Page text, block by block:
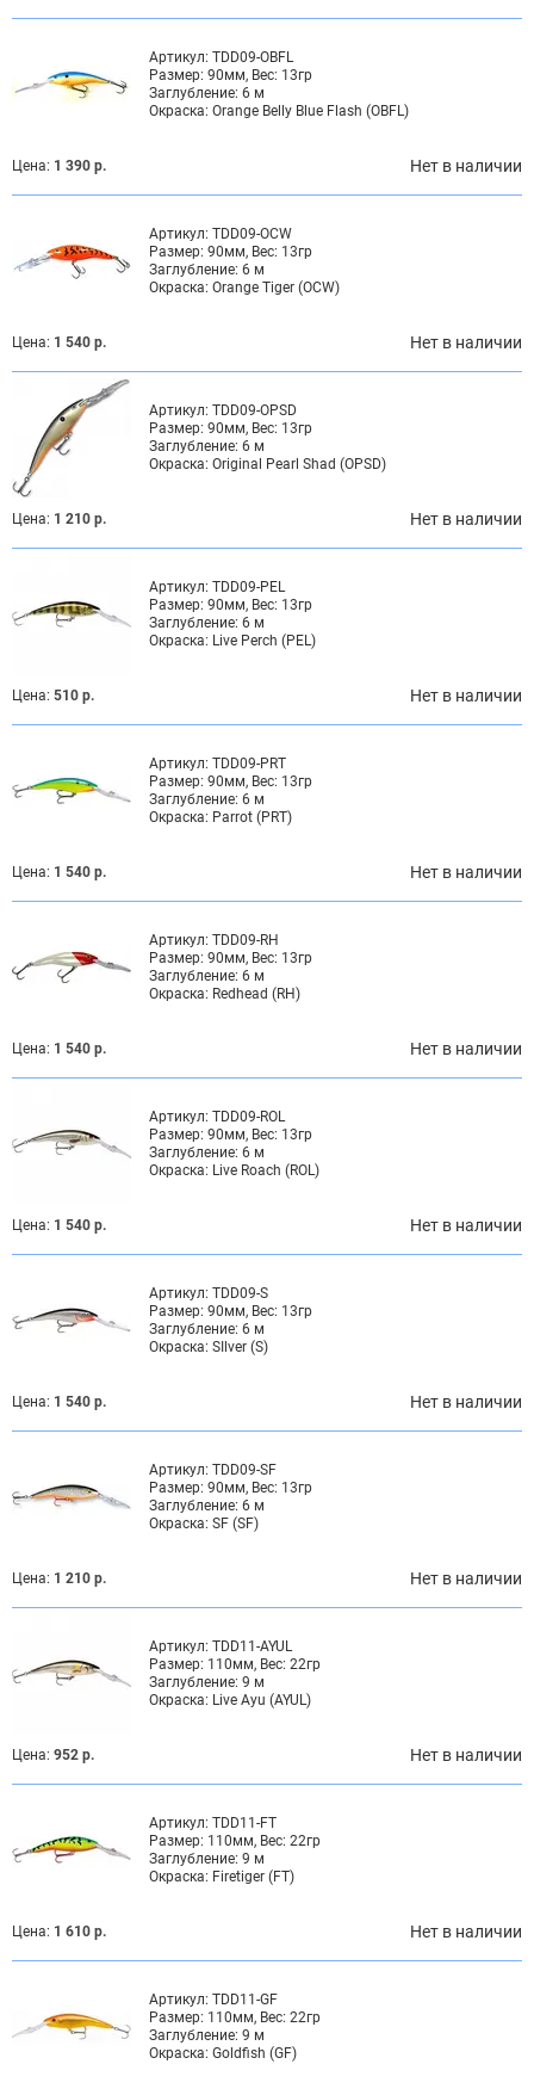
Артикул: TDD09-OBFL
Размер: 90мм, Вес: 13гр
Заглубление: 6 м
Окраска: Orange Belly Blue Flash (OBFL)
Цена: 1 390 р. Нет в наличии
Артикул: TDD09-OCW
Размер: 90мм, Вес: 13гр
Заглубление: 6 м
Окраска: Orange Tiger (OCW)
Цена: 1 540 р. Нет в наличии
Артикул: TDD09-OPSD
Размер: 90мм, Вес: 13гр
Заглубление: 6 м
Окраска: Original Pearl Shad (OPSD)
Цена: 1 210 р. Нет в наличии
Артикул: TDD09-PEL
Размер: 90мм, Вес: 13гр
Заглубление: 6 м
Окраска: Live Perch (PEL)
Цена: 510 р. Нет в наличии
Артикул: TDD09-PRT
Размер: 90мм, Вес: 13гр
Заглубление: 6 м
Окраска: Parrot (PRT)
Цена: 1 540 р. Нет в наличии
Артикул: TDD09-RH
Размер: 90мм, Вес: 13гр
Заглубление: 6 м
Окраска: Redhead (RH)
Цена: 1 540 р. Нет в наличии
Артикул: TDD09-ROL
Размер: 90мм, Вес: 13гр
Заглубление: 6 м
Окраска: Live Roach (ROL)
Цена: 1 540 р. Нет в наличии
Артикул: TDD09-S
Размер: 90мм, Вес: 13гр
Заглубление: 6 м
Окраска: SIlver (S)
Цена: 1 540 р. Нет в наличии
Артикул: TDD09-SF
Размер: 90мм, Вес: 13гр
Заглубление: 6 м
Окраска: SF (SF)
Цена: 1 210 р. Нет в наличии
Артикул: TDD11-AYUL
Размер: 110мм, Вес: 22гр
Заглубление: 9 м
Окраска: Live Ayu (AYUL)
Цена: 952 р. Нет в наличии
Артикул: TDD11-FT
Размер: 110мм, Вес: 22гр
Заглубление: 9 м
Окраска: Firetiger (FT)
Цена: 1 610 р. Нет в наличии
Артикул: TDD11-GF
Размер: 110мм, Вес: 22гр
Заглубление: 9 м
Окраска: Goldfish (GF)